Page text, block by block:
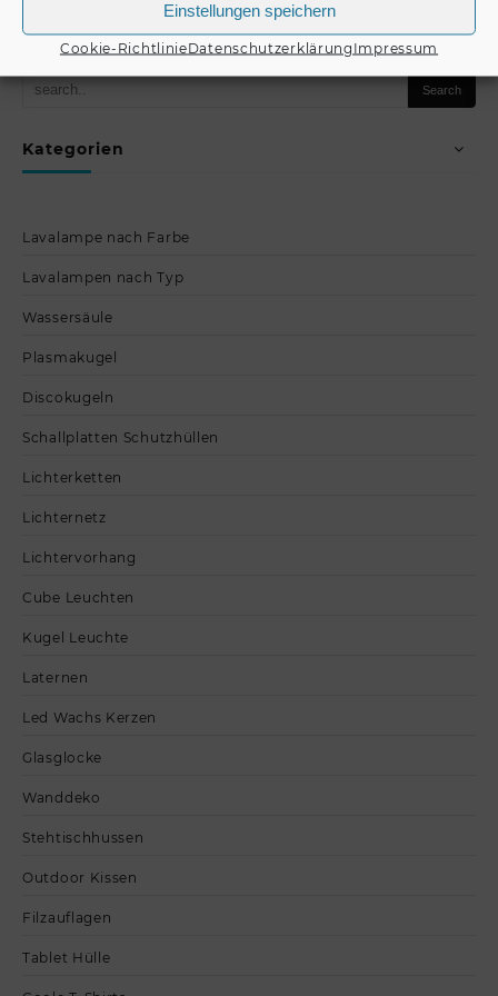
Einstellungen speichern
Cookie-RichtlinieDatenschutzerklärung Impressum
Kategorien
Lavalampe nach Farbe
Lavalampen nach Typ
Wassersäule
Plasmakugel
Discokugeln
Schallplatten Schutzhüllen
Lichterketten
Lichternetz
Lichtervorhang
Cube Leuchten
Kugel Leuchte
Laternen
Led Wachs Kerzen
Glasglocke
Wanddeko
Stehtischhussen
Outdoor Kissen
Filzauflagen
Tablet Hülle
Produkt kaufen